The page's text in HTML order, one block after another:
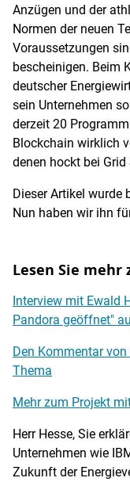
Anzügen und der
Normen der neuen
Voraussetzungen
bescheinigen. Beim
deutscher
sein Unternehmen
derzeit 20
Blockchain wirklich
denen hockt bei Grid
Dieser Artikel
Nun haben wir ihn
Lesen Sie mehr
Interview mit Ewald
Pandora geöffnet"
Den Kommentar
Thema
Mehr zum Projekt
Herr Hesse, Sie
Unternehmen wie
Zukunft der